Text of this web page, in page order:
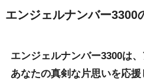
エンジェルナンバー3300
エンジェルナンバー3300は
あなたの真剣な片思いを応